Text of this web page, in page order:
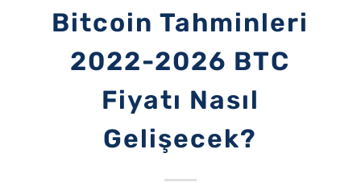
Bitcoin Tahminleri
2022-2026 BTC
Fiyatı Nasıl
Gelişecek?